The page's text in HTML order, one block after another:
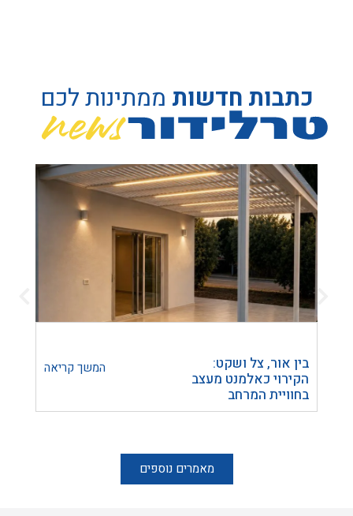
כתבות חדשות ממתינות לכם
בין אור, צל ושקט:
הקירוי כאלמנט מעצב
בחוויית המרחב
המשך קריאה
מאמרים נוספים